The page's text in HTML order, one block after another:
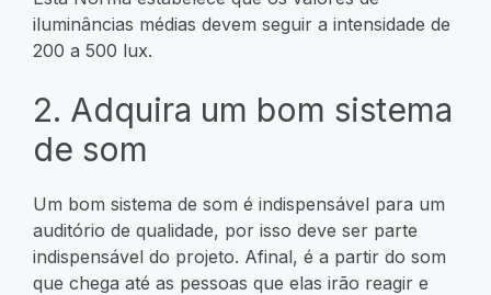
iluminâncias médias devem seguir a intensidade de
200 a 500 lux.
2. Adquira um bom sistema
de som
Um bom sistema de som é indispensável para um
auditório de qualidade, por isso deve ser parte
indispensável do projeto. Afinal, é a partir do som
que chega até as pessoas que elas irão reagir e